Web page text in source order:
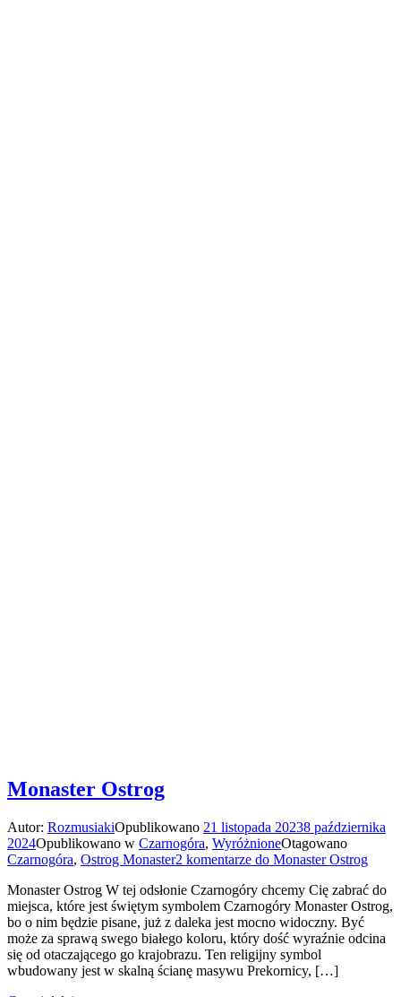
Monaster Ostrog
Autor: RozmusiakiOpublikowano 21 listopada 20238 października
2024Opublikowano w Czarnogóra, WyróżnioneOtagowano
Czarnogóra, Ostrog Monaster2 komentarze do Monaster Ostrog
Monaster Ostrog W tej odsłonie Czarnogóry chcemy Cię zabrać do
miejsca, które jest świętym symbolem Czarnogóry Monaster Ostrog,
bo o nim będzie pisane, już z daleka jest mocno widoczny. Być
może za sprawą swego białego koloru, który dość wyraźnie odcina
się od otaczającego go krajobrazu. Ten religijny symbol
wbudowany jest w skalną ścianę masywu Prekornicy, […]